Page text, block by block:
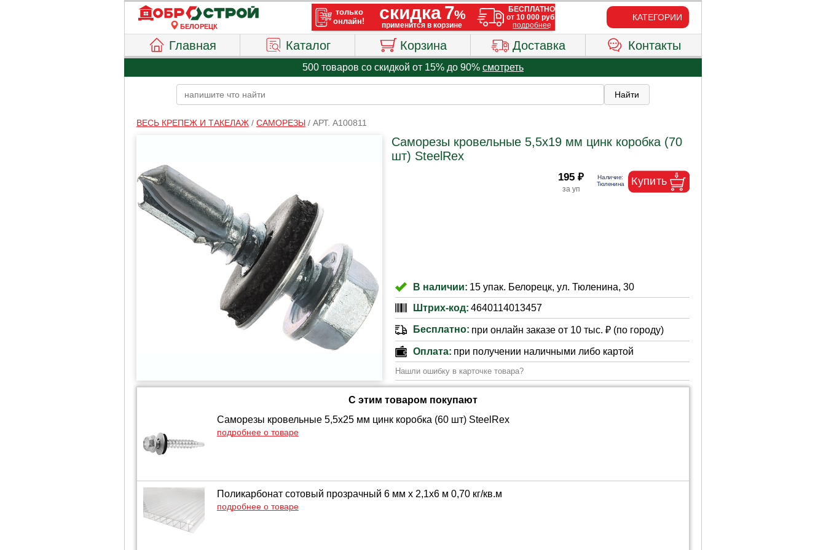
БЕЛОРЕЦК
КАТЕГОРИИ
Главная Каталог Корзина Доставка Контакты
500 товаров со скидкой от 15% до 90% смотреть
ВЕСЬ КРЕПЕЖ И ТАКЕЛАЖ/ САМОРЕЗЫ/ АРТ. A100811
Саморезы кровельные 5,5х19 мм цинк коробка (70
шт) SteelRex
195 ₽
В наличии: 15 упак. Белорецк, ул. Тюленина, 30
Штрих-код: 4640114013457
Бесплатно: при онлайн заказе от 10 тыс. ₽ (по городу)
Оплата: при получении наличными либо картой
Нашли ошибку в карточке товара?
С этим товаром покупают
Саморезы кровельные 5,5х25 мм цинк коробка (60 шт) SteelRex
подробнее о товаре
Поликарбонат сотовый прозрачный 6 мм х 2,1х6 м 0,70 кг/кв.м
подробнее о товаре